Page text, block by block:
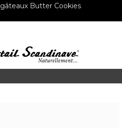
gâteaux Butter Cookies